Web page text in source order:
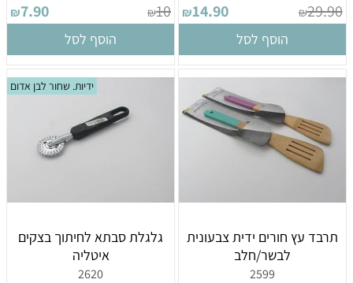
₪29.90
₪14.90
הוסף לסל
₪10
₪7.90
הוסף לסל
תרבד עץ חורים ידית צבעונית
לבשר/חלב
2599
ידיות. שחור לבן אדום
גלגלת סבתא לחיתוך בצקים
איטליה
2620